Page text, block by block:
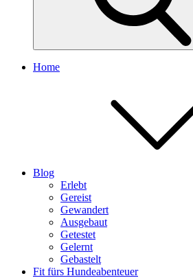
Home
Blog
Erlebt
Gereist
Gewandert
Ausgebaut
Getestet
Gelernt
Gebastelt
Fit fürs Hundeabenteuer